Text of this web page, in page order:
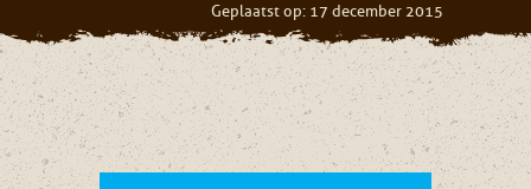
Geplaatst op: 17 december 2015